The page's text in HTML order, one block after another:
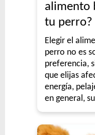
alimento
tu perro?
Elegir el
perro no es
preferencia,
que elijas
energía,
en general,